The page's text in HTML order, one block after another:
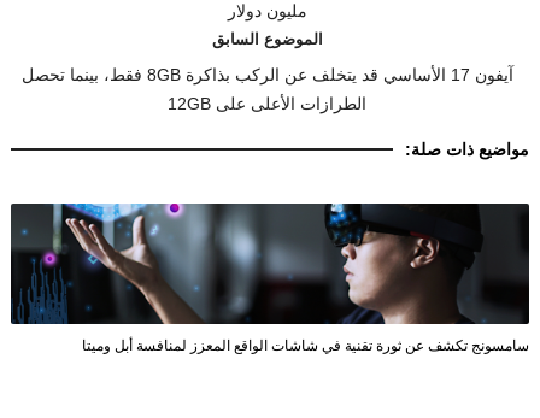
مليون دولار
الموضوع السابق
آيفون 17 الأساسي قد يتخلف عن الركب بذاكرة 8GB فقط، بينما تحصل
الطرازات الأعلى على 12GB
مواضيع ذات صلة:
سامسونج تكشف عن ثورة تقنية في شاشات الواقع المعزز لمنافسة أبل وميتا